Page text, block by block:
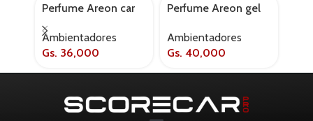
Perfume Areon car
rep2 gold
Ambientadores
Gs. 36,000
Perfume Areon gel
Ambientadores
Gs. 40,000